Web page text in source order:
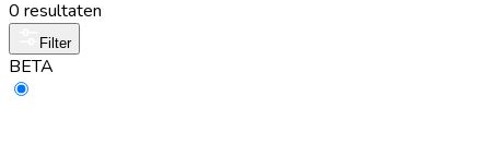
0 resultaten
Filter
BETA